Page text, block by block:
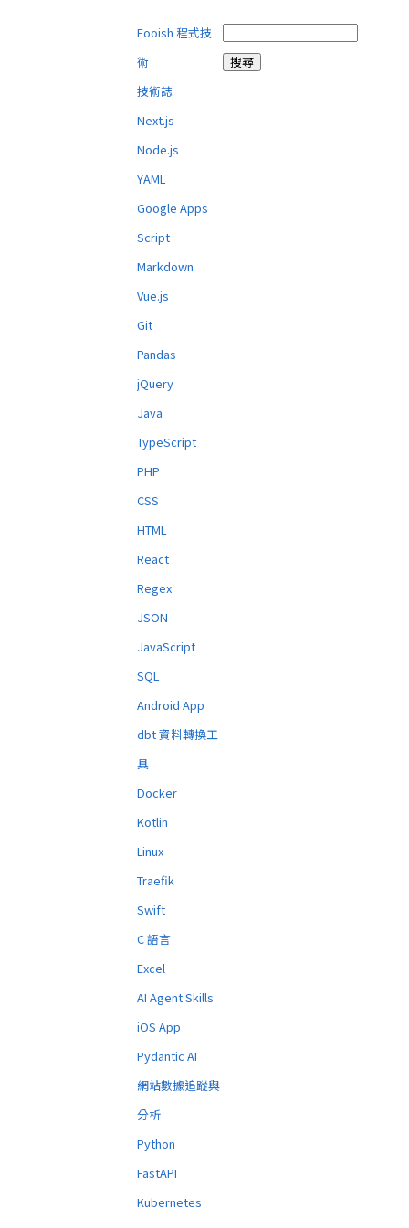
Fooish 程式技
術
技術誌
Next.js
Node.js
YAML
Google Apps
Script
Markdown
Vue.js
Git
Pandas
jQuery
Java
TypeScript
PHP
CSS
HTML
React
Regex
JSON
JavaScript
SQL
Android App
dbt 資料轉換工
具
Docker
Kotlin
Linux
Traefik
Swift
C 語言
Excel
AI Agent Skills
iOS App
Pydantic AI
網站數據追蹤與
分析
Python
FastAPI
Kubernetes